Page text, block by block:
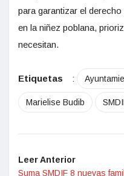
para garantizar el
en la niñez poblana,
necesitan.
Etiquetas :
Marielise Budib
Leer Anterior
Suma SMDIF 8 nuevas